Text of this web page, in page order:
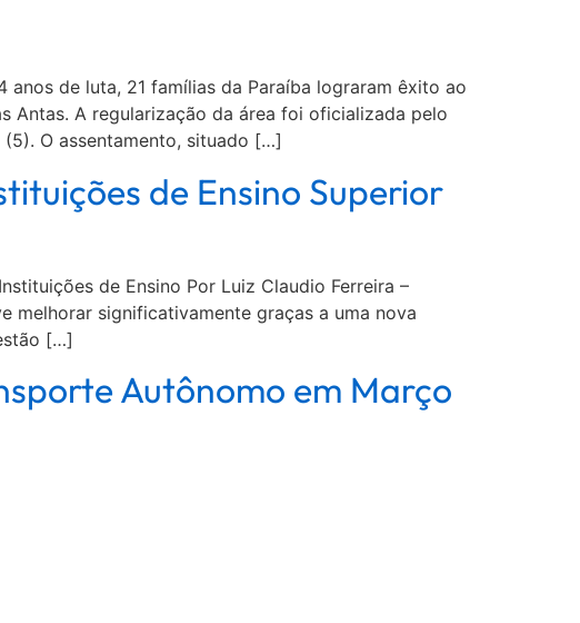
de luta, 21 famílias da Paraíba lograram êxito ao
Antas. A regularização da área foi oficializada pelo
O assentamento, situado […]
de Ensino Superior
de Ensino Por Luiz Claudio Ferreira –
melhorar significativamente graças a uma nova
[…]
Autônomo em Março